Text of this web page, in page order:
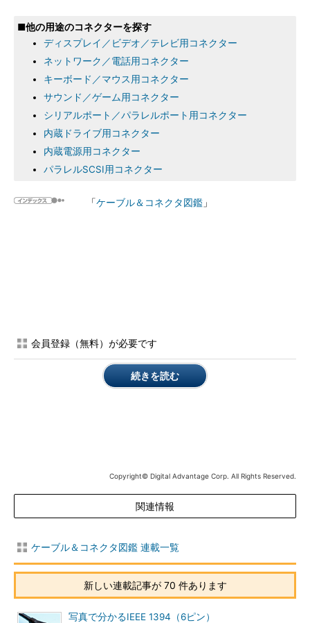
■他の用途のコネクターを探す
ディスプレイ／ビデオ／テレビ用コネクター
ネットワーク／電話用コネクター
キーボード／マウス用コネクター
サウンド／ゲーム用コネクター
シリアルポート／パラレルポート用コネクター
内蔵ドライブ用コネクター
内蔵電源用コネクター
パラレルSCSI用コネクター
「ケーブル＆コネクタ図鑑 」
会員登録（無料）が必要です
続きを読む
Copyright© Digital Advantage Corp. All Rights Reserved.
関連情報
ケーブル＆コネクタ図鑑 連載一覧
新しい連載記事が 70 件あります
写真で分かるIEEE 1394（6ピン）